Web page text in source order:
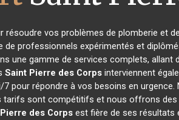
résoudre vos problèmes de plomberie et
professionnels expérimentés et
une gamme de services complets, allant
Saint Pierre des Corpsinterviennent
pour répondre à vos besoins en
tarifs sont compétitifs et nous offrons
des Corps est fière de ses résultats